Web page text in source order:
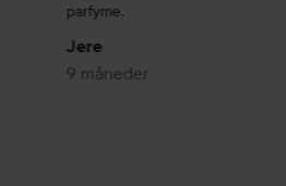
parfyme.
Jere
9 måneder